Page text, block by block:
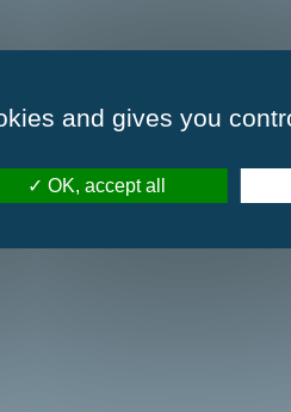
and gives you
OK, accept all